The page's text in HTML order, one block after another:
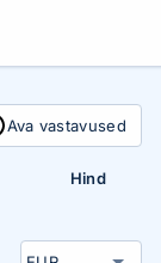
Ava vastavused
Hind